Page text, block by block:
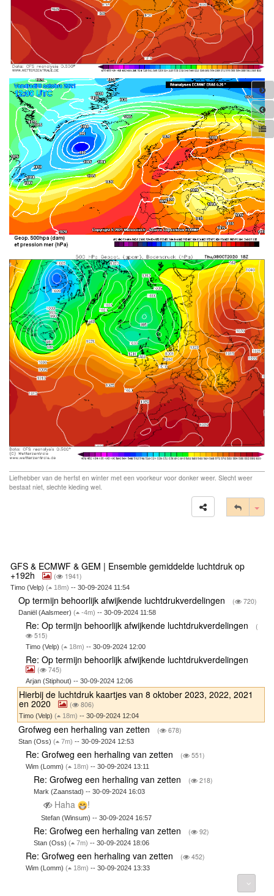
Liefhebber van de herfst en winter met een voorkeur voor donker weer. Slecht weer
bestaat niet, slechte kleding wel.
GFS & ECMWF & GEM | Ensemble gemiddelde luchtdruk op
+192h ( 1941)
Timo (Velp) ( 18m) -- 30-09-2024 11:54
Op termijn behoorlijk afwijkende luchtdrukverdelingen ( 720)
Daniël (Aalsmeer) ( -4m) -- 30-09-2024 11:58
Re: Op termijn behoorlijk afwijkende luchtdrukverdelingen
(
515)
Timo (Velp)( 18m) -- 30-09-2024 12:00
Re: Op termijn behoorlijk afwijkende luchtdrukverdelingen
( 745)
Arjan (Stiphout) -- 30-09-2024 12:06
Hierbij de luchtdruk kaartjes van 8 oktober 2023, 2022, 2021
en 2020 ( 806)
Timo (Velp) ( 18m) -- 30-09-2024 12:04
Grofweg een herhaling van zetten ( 678)
Stan (Oss) ( 7m) -- 30-09-2024 12:53
Re: Grofweg een herhaling van zetten ( 551)
Wim (Lomm)( 18m) -- 30-09-2024 13:11
Re: Grofweg een herhaling van zetten ( 218)
Mark (Zaanstad) -- 30-09-2024 16:03
Haha !
Stefan (Winsum) -- 30-09-2024 16:57
Re: Grofweg een herhaling van zetten ( 92)
Stan (Oss) ( 7m) -- 30-09-2024 18:06
Re: Grofweg een herhaling van zetten ( 452)
Wim (Lomm)( 18m) -- 30-09-2024 13:33